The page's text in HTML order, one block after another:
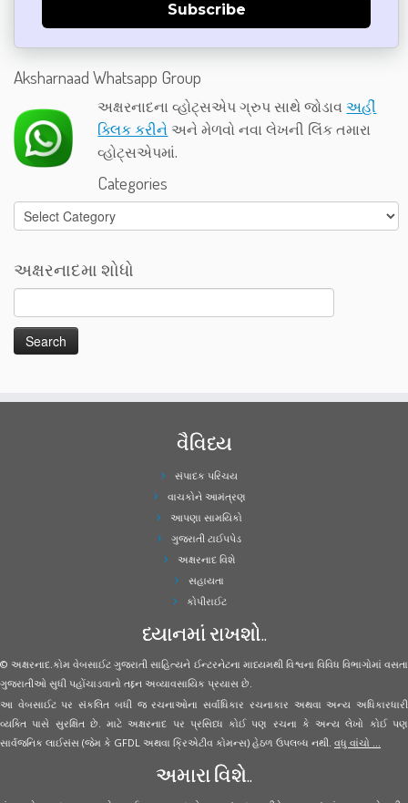
Subscribe
Aksharnaad Whatsapp Group
અક્ષરનાદના વ્હોટ્સએપ ગ્રુપ સાથે જોડાવઅહીં
ક્લિક કરીને અને મેળવો નવા લેખની લિંક તમારા
વ્હોટ્સએપમાં.
Categories
Categories
અક્ષરનાદમા શોધો
વૈવિધ્ય
સંપાદક પરિચય
વાચકોને આમંત્રણ
આપણા સામયિકો
ગુજરાતી ટાઈપપેડ
અક્ષરનાદ વિશે
સહાયતા
કોપીરાઈટ
ધ્યાનમાં રાખશો..
© અક્ષરનાદ.કોમ વેબસાઈટ ગુજરાતી સાહિત્યને ઈન્ટરનેટના માધ્યમથી વિશ્વના વિવિધ વિભાગોમાં વસતા
ગુજરાતીઓ સુધી પહોંચાડવાનો તદ્દન અવ્યાવસાયિક પ્રયાસ છે.
આ વેબસાઈટ પર સંકલિત બધી જ રચનાઓના સર્વાધિકાર રચનાકાર અથવા અન્ય અધિકારધારી
વ્યક્તિ પાસે સુરક્ષિત છે. માટે અક્ષરનાદ પર પ્રસિધ્ધ કોઈ પણ રચના કે અન્ય લેખો કોઈ પણ
સાર્વજનિક લાઈસંસ (જેમ કે GFDL અથવા ક્રિએટીવ કોમન્સ) હેઠળ ઉપલબ્ધ નથી. વધુ વાંચો ...
અમારા વિશે..